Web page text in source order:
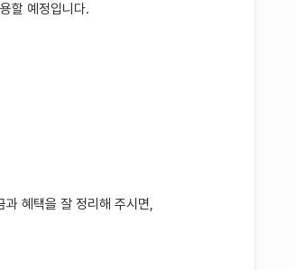
할 예정입니다.
혜택을 잘 정리해 주시면,